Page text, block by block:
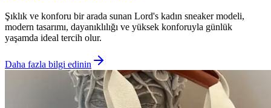
Şıklık ve konforu bir arada sunan Lord's kadın sneaker modeli,
modern tasarımı, dayanıklılığı ve yüksek konforuyla günlük
yaşamda ideal tercih olur.
Daha fazla bilgi edinin